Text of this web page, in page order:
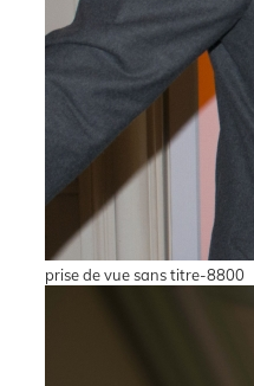
prise de vue sans titre-8800